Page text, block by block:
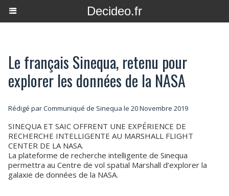
Decideo.fr
Le français Sinequa, retenu pour
explorer les données de la NASA
Rédigé par Communiqué de Sinequa le 20 Novembre 2019
SINEQUA ET SAIC OFFRENT UNE EXPÉRIENCE DE
RECHERCHE INTELLIGENTE AU MARSHALL FLIGHT
CENTER DE LA NASA.
La plateforme de recherche intelligente de Sinequa
permettra au Centre de vol spatial Marshall d’explorer la
galaxie de données de la NASA.